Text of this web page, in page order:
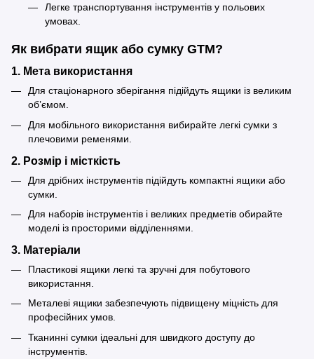
Легке транспортування інструментів у польових
умовах.
Як вибрати ящик або сумку GTM?
1. Мета використання
Для стаціонарного зберігання підійдуть ящики із великим
об’ємом.
Для мобільного використання вибирайте легкі сумки з
плечовими ременями.
2. Розмір і місткість
Для дрібних інструментів підійдуть компактні ящики або
сумки.
Для наборів інструментів і великих предметів обирайте
моделі із просторими відділеннями.
3. Матеріали
Пластикові ящики легкі та зручні для побутового
використання.
Металеві ящики забезпечують підвищену міцність для
професійних умов.
Тканинні сумки ідеальні для швидкого доступу до
інструментів.